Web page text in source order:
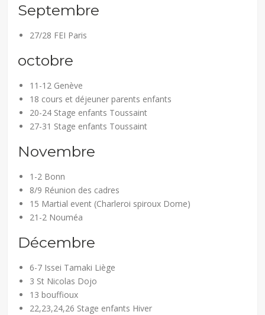
Septembre
27/28 FEI Paris
octobre
11-12 Genève
18 cours et déjeuner parents enfants
20-24 Stage enfants Toussaint
27-31 Stage enfants Toussaint
Novembre
1-2 Bonn
8/9 Réunion des cadres
15 Martial event (Charleroi spiroux Dome)
21-2 Nouméa
Décembre
6-7 Issei Tamaki Liège
3 St Nicolas Dojo
13 bouffioux
22,23,24,26 Stage enfants Hiver